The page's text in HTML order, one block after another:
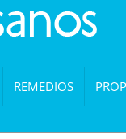
REMEDIOS